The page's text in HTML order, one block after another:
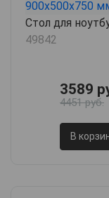
Стол для
49842
3589
4451 руб.
В